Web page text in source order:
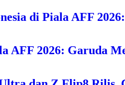
di Piala AFF
AFF 2026: Garuda